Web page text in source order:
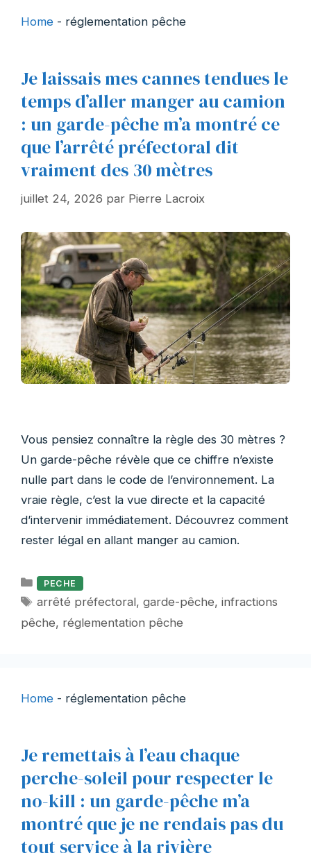
Home - réglementation pêche
Je laissais mes cannes tendues le
temps d’aller manger au camion
: un garde-pêche m’a montré ce
que l’arrêté préfectoral dit
vraiment des 30 mètres
juillet 24, 2026 par Pierre Lacroix
Vous pensiez connaître la règle des 30 mètres ?
Un garde-pêche révèle que ce chiffre n’existe
nulle part dans le code de l’environnement. La
vraie règle, c’est la vue directe et la capacité
d’intervenir immédiatement. Découvrez comment
rester légal en allant manger au camion.
Catégories
PECHE
Étiquettes
arrêté préfectoral,garde-pêche,infractions
pêche, réglementation pêche
Home - réglementation pêche
Je remettais à l’eau chaque
perche-soleil pour respecter le
no-kill : un garde-pêche m’a
montré que je ne rendais pas du
tout service à la rivière